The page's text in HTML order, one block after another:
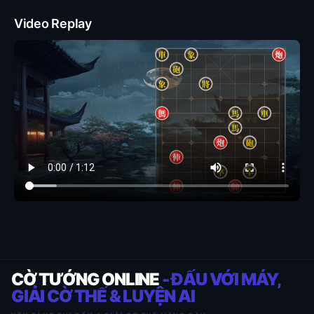
Video Replay
CỜ TƯỚNG ONLINE- ĐẤU VỚI MÁY,
GIẢI CỜ THẾ & LUYỆN AI